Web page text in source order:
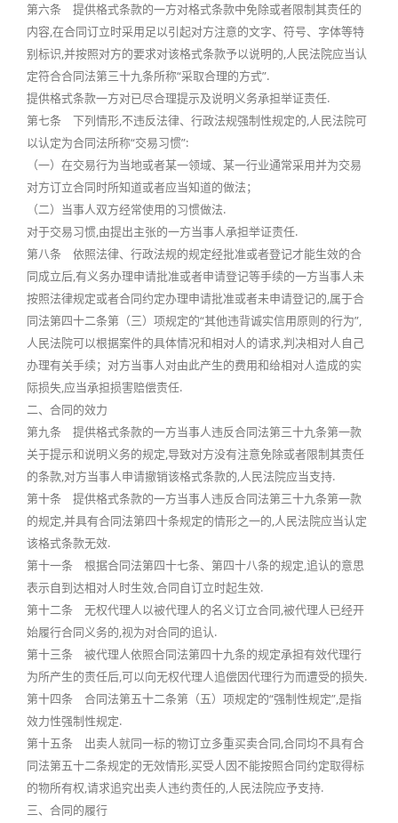
第六条 提供格式条款的一方对格式条款中免除或者限制其责任的
内容,在合同订立时采用足以引起对方注意的文字、符号、字体等特
别标识,并按照对方的要求对该格式条款予以说明的,人民法院应当认
定符合合同法第三十九条所称“采取合理的方式”.
提供格式条款一方对已尽合理提示及说明义务承担举证责任.
第七条 下列情形,不违反法律、行政法规强制性规定的,人民法院可
以认定为合同法所称“交易习惯”:
（一）在交易行为当地或者某一领域、某一行业通常采用并为交易
对方订立合同时所知道或者应当知道的做法；
（二）当事人双方经常使用的习惯做法.
对于交易习惯,由提出主张的一方当事人承担举证责任.
第八条 依照法律、行政法规的规定经批准或者登记才能生效的合
同成立后,有义务办理申请批准或者申请登记等手续的一方当事人未
按照法律规定或者合同约定办理申请批准或者未申请登记的,属于合
同法第四十二条第（三）项规定的“其他违背诚实信用原则的行为”,
人民法院可以根据案件的具体情况和相对人的请求,判决相对人自己
办理有关手续；对方当事人对由此产生的费用和给相对人造成的实
际损失,应当承担损害赔偿责任.
二、合同的效力
第九条 提供格式条款的一方当事人违反合同法第三十九条第一款
关于提示和说明义务的规定,导致对方没有注意免除或者限制其责任
的条款,对方当事人申请撤销该格式条款的,人民法院应当支持.
第十条 提供格式条款的一方当事人违反合同法第三十九条第一款
的规定,并具有合同法第四十条规定的情形之一的,人民法院应当认定
该格式条款无效.
第十一条 根据合同法第四十七条、第四十八条的规定,追认的意思
表示自到达相对人时生效,合同自订立时起生效.
第十二条 无权代理人以被代理人的名义订立合同,被代理人已经开
始履行合同义务的,视为对合同的追认.
第十三条 被代理人依照合同法第四十九条的规定承担有效代理行
为所产生的责任后,可以向无权代理人追偿因代理行为而遭受的损失.
第十四条 合同法第五十二条第（五）项规定的“强制性规定”,是指
效力性强制性规定.
第十五条 出卖人就同一标的物订立多重买卖合同,合同均不具有合
同法第五十二条规定的无效情形,买受人因不能按照合同约定取得标
的物所有权,请求追究出卖人违约责任的,人民法院应予支持.
三、合同的履行